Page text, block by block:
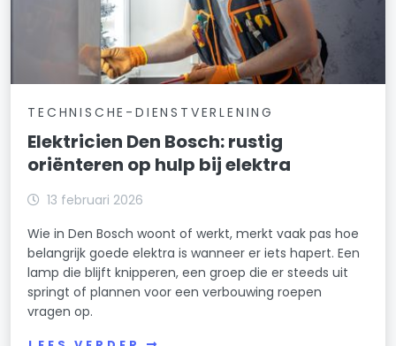
TECHNISCHE-DIENSTVERLENING
Elektricien Den Bosch: rustig
oriënteren op hulp bij elektra
13 februari 2026
Wie in Den Bosch woont of werkt, merkt vaak pas hoe
belangrijk goede elektra is wanneer er iets hapert. Een
lamp die blijft knipperen, een groep die er steeds uit
springt of plannen voor een verbouwing roepen
vragen op.